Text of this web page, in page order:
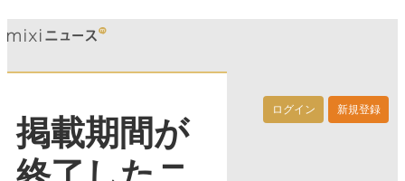
ログイン 新規登録
掲載期間が